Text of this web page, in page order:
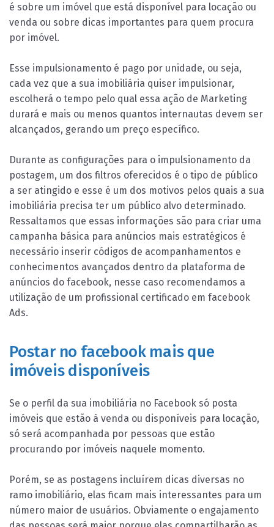
é sobre um imóvel que está disponível para locação ou
venda ou sobre dicas importantes para quem procura
por imóvel.
Esse impulsionamento é pago por unidade, ou seja,
cada vez que a sua imobiliária quiser impulsionar,
escolherá o tempo pelo qual essa ação de Marketing
durará e mais ou menos quantos internautas devem ser
alcançados, gerando um preço específico.
Durante as configurações para o impulsionamento da
postagem, um dos filtros oferecidos é o tipo de público
a ser atingido e esse é um dos motivos pelos quais a sua
imobiliária precisa ter um público alvo determinado.
Ressaltamos que essas informações são para criar uma
campanha básica para anúncios mais estratégicos é
necessário inserir códigos de acompanhamentos e
conhecimentos avançados dentro da plataforma de
anúncios do facebook, nesse caso recomendamos a
utilização de um profissional certificado em facebook
Ads.
Postar no facebook mais que
imóveis disponíveis
Se o perfil da sua imobiliária no Facebook só posta
imóveis que estão à venda ou disponíveis para locação,
só será acompanhada por pessoas que estão
procurando por imóveis naquele momento.
Porém, se as postagens incluírem dicas diversas no
ramo imobiliário, elas ficam mais interessantes para um
número maior de usuários. Obviamente o engajamento